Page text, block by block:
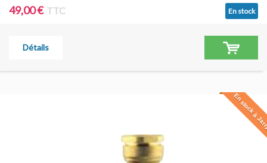
49,00 € TTC En stock
Détails
En stock à